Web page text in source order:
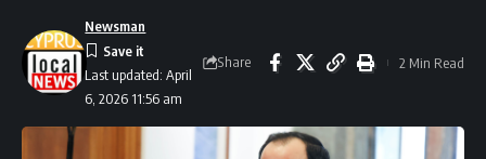
Last updated: April
6, 2026 11:56 am
Newsman
Share 2 Min Read